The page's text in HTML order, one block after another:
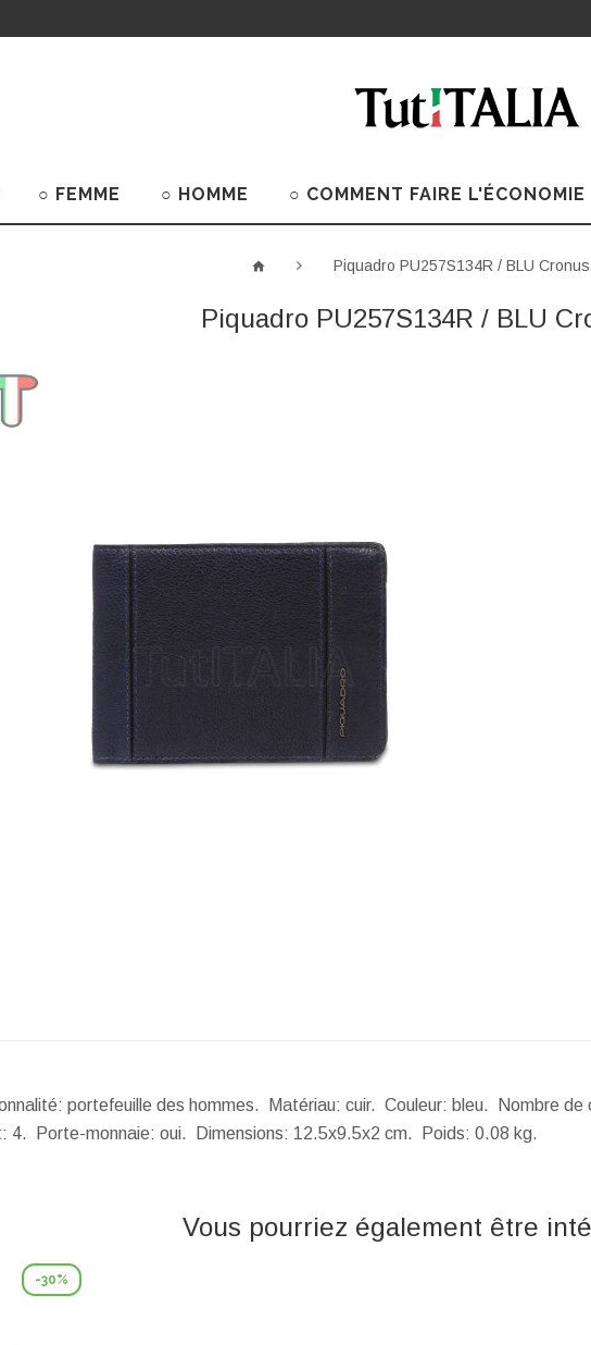
○ FEMME ○ HOMME ○ COMMENT FAIRE L'ÉCONOMIE
Piquadro PU257S134R / BLU Cronus
Piquadro PU257S134R / BLU
portefeuille des hommes. Matériau: cuir. Couleur: bleu. Nombre
4. Porte-monnaie: oui.
Dimensions: 12.5x9.5x2 cm. Poids: 0.08 kg.
Vous pourriez également être
-30%